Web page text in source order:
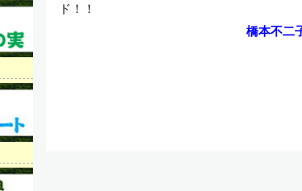
ド！！
橋本不二